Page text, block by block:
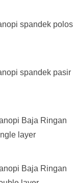
spandek polos
spandek pasir
Baja Ringan
layer
Baja Ringan